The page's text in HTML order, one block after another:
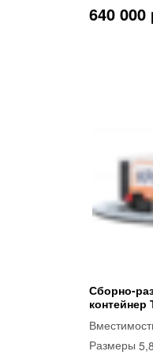
640 000
Сборно-
контейнер
Размеры